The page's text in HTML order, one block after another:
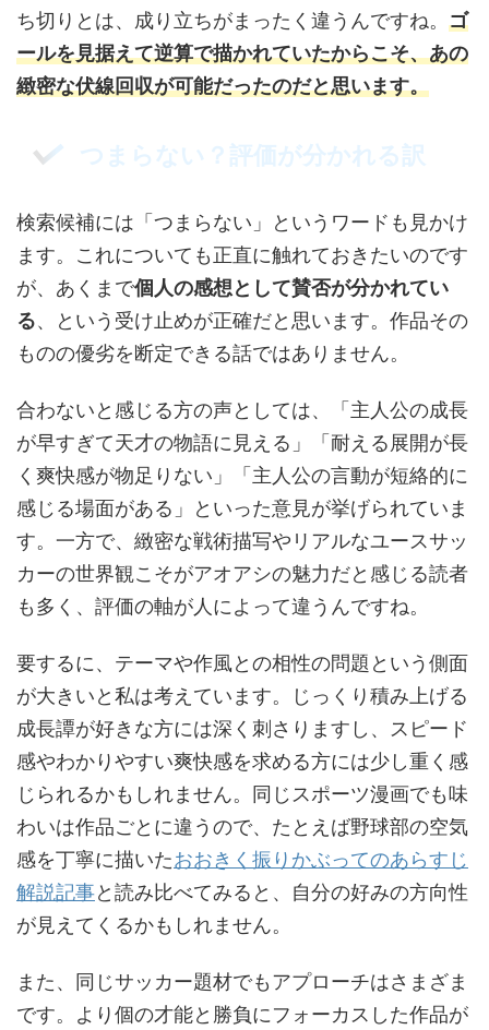
ち切りとは、成り立ちがまったく違うんですね。 ゴ
ールを見据えて逆算で描かれていたからこそ、あの
緻密な伏線回収が可能だったのだと思います。
つまらない？評価が分かれる訳
検索候補には「つまらない」というワードも見かけ
ます。これについても正直に触れておきたいのです
が、あくまで個人の感想として賛否が分かれてい
る、という受け止めが正確だと思います。作品その
ものの優劣を断定できる話ではありません。
合わないと感じる方の声としては、「主人公の成長
が早すぎて天才の物語に見える」「耐える展開が長
く爽快感が物足りない」「主人公の言動が短絡的に
感じる場面がある」といった意見が挙げられていま
す。一方で、緻密な戦術描写やリアルなユースサッ
カーの世界観こそがアオアシの魅力だと感じる読者
も多く、評価の軸が人によって違うんですね。
要するに、テーマや作風との相性の問題という側面
が大きいと私は考えています。じっくり積み上げる
成長譚が好きな方には深く刺さりますし、スピード
感やわかりやすい爽快感を求める方には少し重く感
じられるかもしれません。同じスポーツ漫画でも味
わいは作品ごとに違うので、たとえば野球部の空気
感を丁寧に描いたおおきく振りかぶってのあらすじ
解説記事と読み比べてみると、自分の好みの方向性
が見えてくるかもしれません。
また、同じサッカー題材でもアプローチはさまざま
です。より個の才能と勝負にフォーカスした作品が